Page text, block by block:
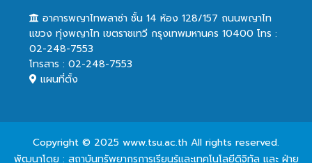
อาคารพญาไทพลาซ่า ชั้น 14 ห้อง 128/157 ถนนพญาไท
แขวง ทุ่งพญาไท เขตราชเทวี กรุงเทพมหานคร 10400 โทร :
02-248-7553
โทรสาร : 02-248-7553
แผนที่ตั้ง
Copyright © 2025 www.tsu.ac.th All rights reserved.
พัฒนาโดย : สถาบันทรัพยากรการเรียนรู้และเทคโนโลยีดิจิทัล และ ฝ่าย